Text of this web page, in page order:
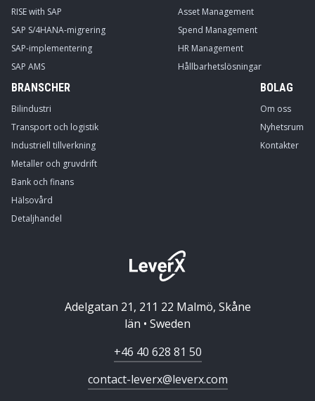
RISE with SAP
SAP S/4HANA-migrering
SAP-implementering
SAP AMS
Asset Management
Spend Management
HR Management
Hållbarhetslösningar
BRANSCHER
Bilindustri
Transport och logistik
Industriell tillverkning
Metaller och gruvdrift
Bank och finans
Hälsovård
Detaljhandel
BOLAG
Om oss
Nyhetsrum
Kontakter
Adelgatan 21, 211 22 Malmö, Skåne
län • Sweden
+46 40 628 81 50
contact-leverx@leverx.com